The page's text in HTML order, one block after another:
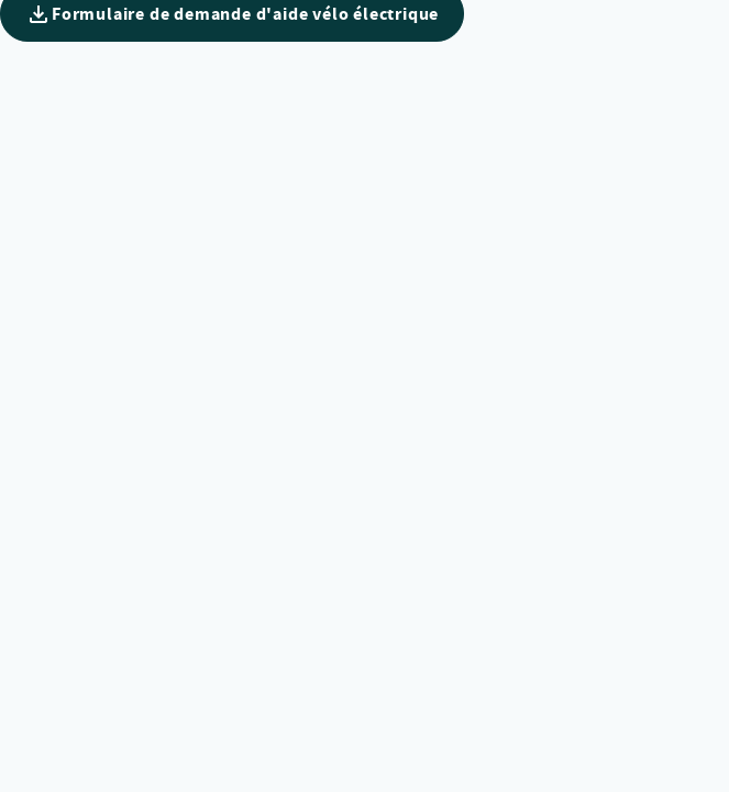
Formulaire de demande d'aide vélo électrique